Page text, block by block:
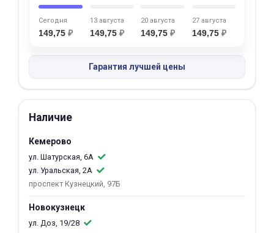
Сегодня
149,75 ₽
13 августа
149,75 ₽
20 августа
149,75 ₽
27 августа
149,75 ₽
Гарантия лучшей цены
Наличие
Кемерово
ул. Шатурская, 6А
ул. Уральская, 2А
проспект Кузнецкий, 97Б
Новокузнецк
ул. Доз, 19/28
по25%каждые 2 недели
об оплате Плайтом
недели
8 800 302-02-51